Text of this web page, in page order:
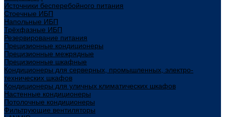
Источники бесперебойного питания
Стоечные ИБП
Напольные ИБП
Трёхфазные ИБП
Резервирование питания
Прецизионные кондиционеры
Прецизионные межрядные
Прецизионные шкафные
Кондиционеры для серверных, промышленных, электро-
технических шкафов
Кондиционеры для уличных климатических шкафов
Настенные кондиционеры
Потолочные кондиционеры
Фильтрующие вентиляторы